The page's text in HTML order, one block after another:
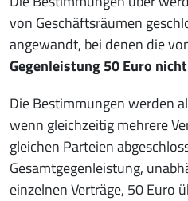
von Geschäftsräumen
angewandt, bei denen die
Gegenleistung 50 Euro
Die Bestimmungen werden
wenn gleichzeitig mehrere
gleichen Parteien
Gesamtgegenleistung,
einzelnen Verträge, 50 Euro